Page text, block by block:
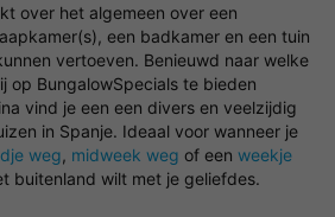
over het algemeen over een
een badkamer en een tuin
vertoeven. Benieuwd naar welke
op BungalowSpecials te bieden
vind je een een divers en veelzijdig
in Spanje. Ideaal voor wanneer je
weg, midweek weg of een weekje
buitenland wilt met je geliefdes.